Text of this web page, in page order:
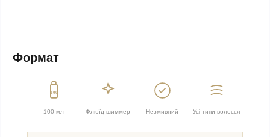
Формат
100
100 мл Флюїд-шиммер Незмивний Усі типи волосся